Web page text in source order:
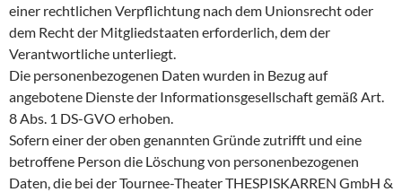
einer rechtlichen Verpflichtung nach dem Unionsrecht oder
dem Recht der Mitgliedstaaten erforderlich, dem der
Verantwortliche unterliegt.
Die personenbezogenen Daten wurden in Bezug auf
angebotene Dienste der Informationsgesellschaft gemäß Art.
8 Abs. 1 DS-GVO erhoben.
Sofern einer der oben genannten Gründe zutrifft und eine
betroffene Person die Löschung von personenbezogenen
Daten, die bei der Tournee-Theater THESPISKARREN GmbH &